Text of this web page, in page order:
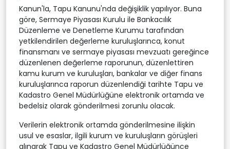
Kanun'la, Tapu Kanunu'nda değişiklik yapılıyor. Buna
göre, Sermaye Piyasası Kurulu ile Bankacılık
Düzenleme ve Denetleme Kurumu tarafından
yetkilendirilen değerleme kuruluşlarınca, konut
finansmanı ve sermaye piyasası mevzuatı gereğince
düzenlenen değerleme raporunun, düzenlettiren
kamu kurum ve kuruluşları, bankalar ve diğer finans
kuruluşlarınca raporun düzenlendiği tarihte Tapu ve
Kadastro Genel Müdürlüğüne elektronik ortamda ve
bedelsiz olarak gönderilmesi zorunlu olacak.
Verilerin elektronik ortamda gönderilmesine ilişkin
usul ve esaslar, ilgili kurum ve kuruluşların görüşleri
alınarak Tapu ve Kadastro Genel Müdürlüğünce